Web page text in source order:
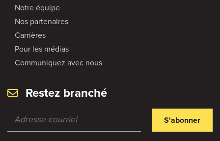
Notre équipe
Nos partenaires
Carrières
Pour les médias
Communiquez avec nous
Restez branché
S'abonner